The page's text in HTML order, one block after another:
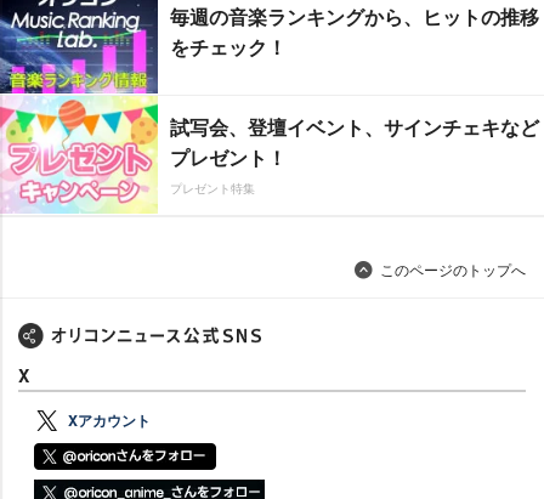
毎週の音楽ランキングから、ヒットの推移
をチェック！
試写会、登壇イベント、サインチェキなど
プレゼント！
プレゼント特集
このページのトップへ
X
Xアカウント